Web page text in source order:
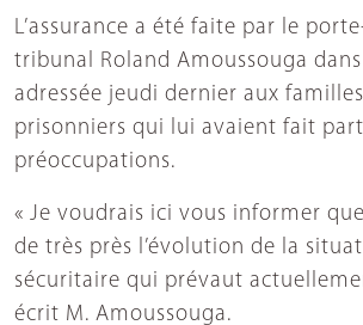
L’assurance a été faite par le
tribunal Roland Amoussouga
adressée jeudi dernier aux
prisonniers qui lui avaient fait
préoccupations.
« Je voudrais ici vous informer
de très près l’évolution de la
sécuritaire qui prévaut
écrit M. Amoussouga.